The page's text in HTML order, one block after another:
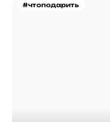
#чтоподарить